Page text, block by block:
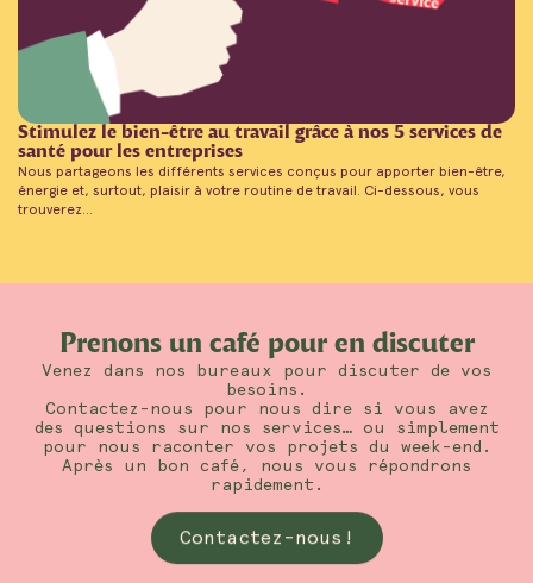
Stimulez le bien-être au travail grâce à nos 5 services de
santé pour les entreprises
Nous partageons les différents services conçus pour apporter bien-être,
énergie et, surtout, plaisir à votre routine de travail. Ci-dessous, vous
trouverez...
Prenons un café pour en discuter
Venez dans nos bureaux pour discuter de vos
besoins.
Contactez-nous pour nous dire si vous avez
des questions sur nos services… ou simplement
pour nous raconter vos projets du week-end.
Après un bon café, nous vous répondrons
rapidement.
Contactez-nous!